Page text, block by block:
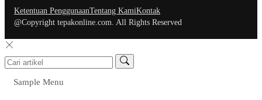
Ketentuan PenggunaanTentang KamiKontak
@Copyright tepakonline.com. All Rights Reserved
Sample Menu